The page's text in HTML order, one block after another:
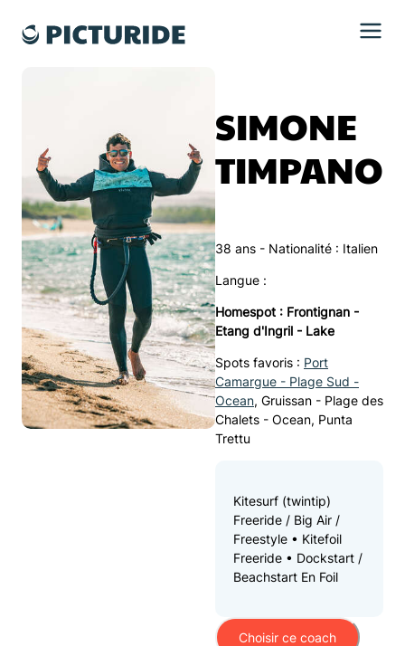
SIMONE
TIMPANO
38 ans - Nationalité : Italien
Langue :
Homespot : Frontignan -
Etang d'Ingril - Lake
Spots favoris : Port
Camargue - Plage Sud -
Ocean, Gruissan - Plage des
Chalets - Ocean, Punta
Trettu
Kitesurf (twintip)
Freeride / Big Air /
Freestyle • Kitefoil
Freeride • Dockstart /
Beachstart En Foil
Choisir ce coach